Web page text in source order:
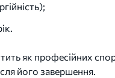
як професійних
його завершення.